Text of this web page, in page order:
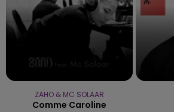
ZAHO & MC SOLAAR
Comme Caroline